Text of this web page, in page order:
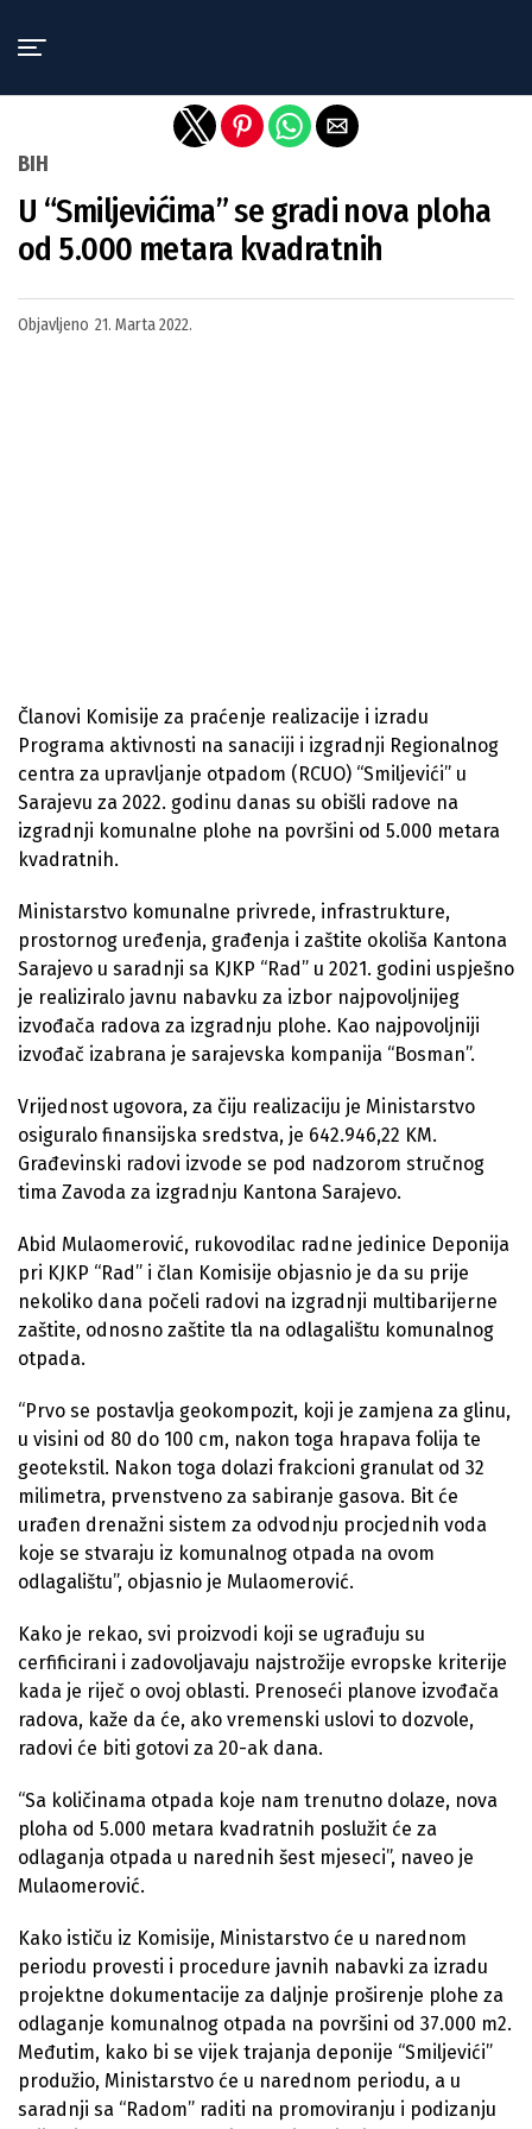
BIH
U “Smiljevićima” se gradi nova ploha
od 5.000 metara kvadratnih
Objavljeno 21. Marta 2022.
Članovi Komisije za praćenje realizacije i izradu
Programa aktivnosti na sanaciji i izgradnji Regionalnog
centra za upravljanje otpadom (RCUO) “Smiljevići” u
Sarajevu za 2022. godinu danas su obišli radove na
izgradnji komunalne plohe na površini od 5.000 metara
kvadratnih.
Ministarstvo komunalne privrede, infrastrukture,
prostornog uređenja, građenja i zaštite okoliša Kantona
Sarajevo u saradnji sa KJKP “Rad” u 2021. godini uspješno
je realiziralo javnu nabavku za izbor najpovoljnijeg
izvođača radova za izgradnju plohe. Kao najpovoljniji
izvođač izabrana je sarajevska kompanija “Bosman”.
Vrijednost ugovora, za čiju realizaciju je Ministarstvo
osiguralo finansijska sredstva, je 642.946,22 KM.
Građevinski radovi izvode se pod nadzorom stručnog
tima Zavoda za izgradnju Kantona Sarajevo.
Abid Mulaomerović, rukovodilac radne jedinice Deponija
pri KJKP “Rad” i član Komisije objasnio je da su prije
nekoliko dana počeli radovi na izgradnji multibarijerne
zaštite, odnosno zaštite tla na odlagalištu komunalnog
otpada.
“Prvo se postavlja geokompozit, koji je zamjena za glinu,
u visini od 80 do 100 cm, nakon toga hrapava folija te
geotekstil. Nakon toga dolazi frakcioni granulat od 32
milimetra, prvenstveno za sabiranje gasova. Bit će
urađen drenažni sistem za odvodnju procjednih voda
koje se stvaraju iz komunalnog otpada na ovom
odlagalištu”, objasnio je Mulaomerović.
Kako je rekao, svi proizvodi koji se ugrađuju su
cerfificirani i zadovoljavaju najstrožije evropske kriterije
kada je riječ o ovoj oblasti. Prenoseći planove izvođača
radova, kaže da će, ako vremenski uslovi to dozvole,
radovi će biti gotovi za 20-ak dana.
“Sa količinama otpada koje nam trenutno dolaze, nova
ploha od 5.000 metara kvadratnih poslužit će za
odlaganja otpada u narednih šest mjeseci”, naveo je
Mulaomerović.
Kako ističu iz Komisije, Ministarstvo će u narednom
periodu provesti i procedure javnih nabavki za izradu
projektne dokumentacije za daljnje proširenje plohe za
odlaganje komunalnog otpada na površini od 37.000 m2.
Međutim, kako bi se vijek trajanja deponije “Smiljevići”
produžio, Ministarstvo će u narednom periodu, a u
saradnji sa “Radom” raditi na promoviranju i podizanju